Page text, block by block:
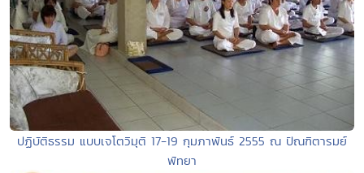
ปฏิบัติธรรม แบบเจโตวิมุติ 17-19 กุมภาพันธ์ 2555 ณ ปัณฑิตารมย์
พัทยา